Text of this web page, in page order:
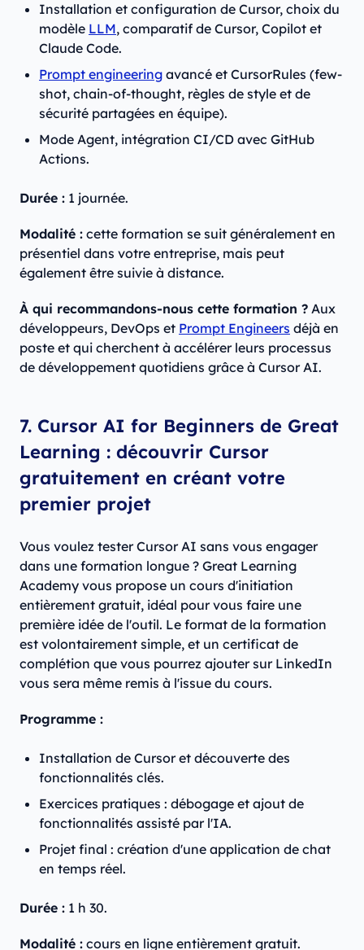
Installation et configuration de Cursor, choix du
modèle LLM, comparatif de Cursor, Copilot et
Claude Code.
Prompt engineering avancé et CursorRules (few-
shot, chain-of-thought, règles de style et de
sécurité partagées en équipe).
Mode Agent, intégration CI/CD avec GitHub
Actions.
Durée : 1 journée.
Modalité : cette formation se suit généralement en
présentiel dans votre entreprise, mais peut
également être suivie à distance.
À qui recommandons-nous cette formation ? Aux
développeurs, DevOps et Prompt Engineers déjà en
poste et qui cherchent à accélérer leurs processus
de développement quotidiens grâce à Cursor AI.
7. Cursor AI for Beginners de Great
Learning : découvrir Cursor
gratuitement en créant votre
premier projet
Vous voulez tester Cursor AI sans vous engager
dans une formation longue ? Great Learning
Academy vous propose un cours d'initiation
entièrement gratuit, idéal pour vous faire une
première idée de l'outil. Le format de la formation
est volontairement simple, et un certificat de
complétion que vous pourrez ajouter sur LinkedIn
vous sera même remis à l'issue du cours.
Programme :
Installation de Cursor et découverte des
fonctionnalités clés.
Exercices pratiques : débogage et ajout de
fonctionnalités assisté par l'IA.
Projet final : création d'une application de chat
en temps réel.
Durée : 1 h 30.
Modalité : cours en ligne entièrement gratuit.